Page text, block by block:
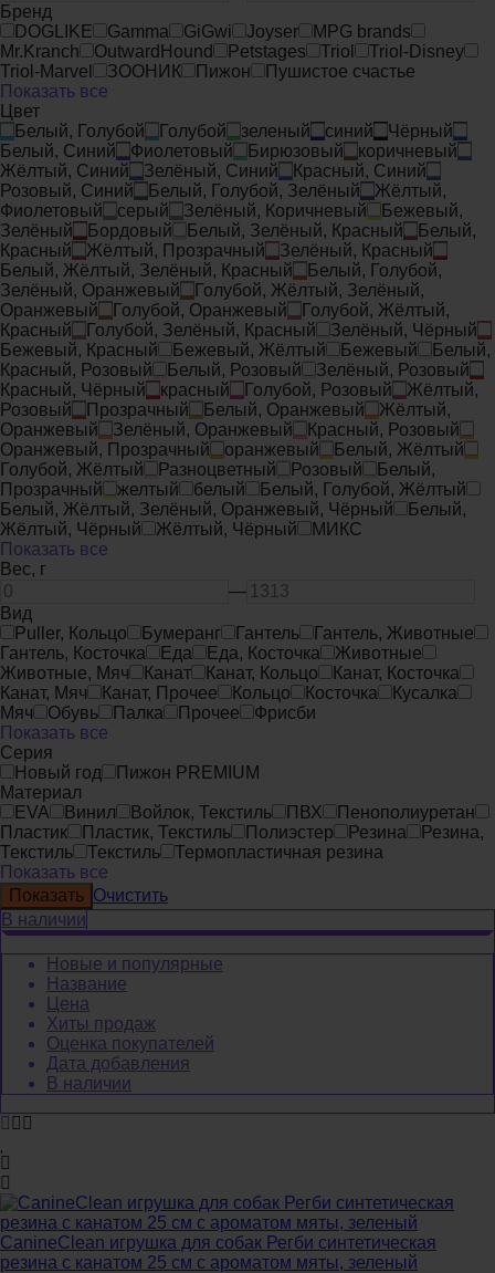
Бренд
DOGLIKE
Gamma GiGwi Joyser
MPG brands
Mr.Kranch
OutwardHound Petstages Triol
Triol-Disney
Triol-Marvel
ЗООНИК Пижон
Пушистое счастье
Показать все
Цвет
Белый, Голубой
Голубой зеленый синий
Чёрный
Белый, Синий
Фиолетовый Бирюзовый
коричневый
Жёлтый, Синий
Зелёный, Синий
Красный, Синий
Розовый, Синий
Белый, Голубой, Зелёный
Жёлтый,
Фиолетовый
серый Зелёный, Коричневый
Бежевый,
Зелёный
Бордовый Белый, Зелёный, Красный
Белый,
Красный
Жёлтый, Прозрачный
Зелёный, Красный
Белый, Жёлтый, Зелёный, Красный
Белый, Голубой,
Зелёный, Оранжевый
Голубой, Жёлтый, Зелёный,
Оранжевый
Голубой, Оранжевый
Голубой, Жёлтый,
Красный
Голубой, Зелёный, Красный
Зелёный, Чёрный
Бежевый, Красный
Бежевый, Жёлтый Бежевый
Белый,
Красный, Розовый
Белый, Розовый
Зелёный, Розовый
Красный, Чёрный
красный Голубой, Розовый
Жёлтый,
Розовый
Прозрачный Белый, Оранжевый
Жёлтый,
Оранжевый
Зелёный, Оранжевый
Красный, Розовый
Оранжевый, Прозрачный
оранжевый
Белый, Жёлтый
Голубой, Жёлтый
Разноцветный Розовый
Белый,
Прозрачный
желтый белый
Белый, Голубой, Жёлтый
Белый, Жёлтый, Зелёный, Оранжевый, Чёрный
Белый,
Жёлтый, Чёрный
Жёлтый, Чёрный
МИКС
Показать все
Вес, г
—
Вид
Puller, Кольцо
Бумеранг Гантель
Гантель, Животные
Гантель, Косточка
Еда Еда, Косточка
Животные
Животные, Мяч
Канат Канат, Кольцо
Канат, Косточка
Канат, Мяч
Канат, Прочее Кольцо Косточка
Кусалка
Мяч
Обувь Палка Прочее
Фрисби
Показать все
Серия
Новый год
Пижон PREMIUM
Материал
EVA
Винил Войлок, Текстиль ПВХ
Пенополиуретан
Пластик
Пластик, Текстиль Полиэстер Резина
Резина,
Текстиль
Текстиль
Термопластичная резина
Показать все
Очистить
В наличии
Новые и популярные
Название
Цена
Хиты продаж
Оценка покупателей
Дата добавления
В наличии
CanineClean игрушка для собак Регби синтетическая
резина с канатом 25 см с ароматом мяты, зеленый